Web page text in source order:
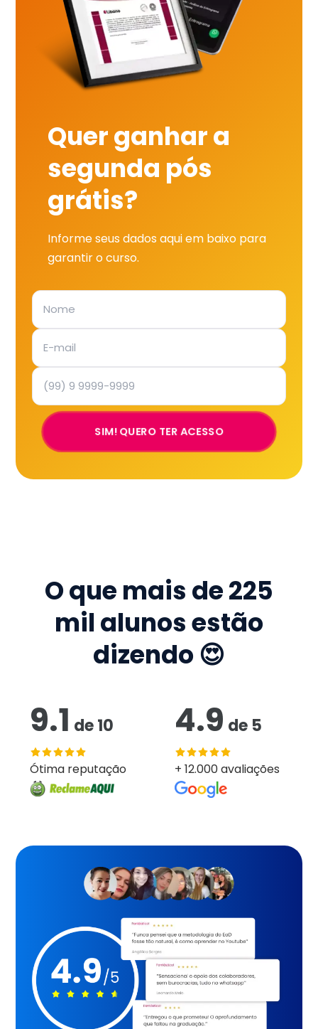
Quer ganhar a
segunda pós
grátis?
Informe seus dados aqui em baixo para
garantir o curso.
SIM! QUERO TER ACESSO
O que mais de225
mil alunos estão
dizendo 😍
9.1 de10
Ótima reputação
4.9 de 5
+ 12.000 avaliações